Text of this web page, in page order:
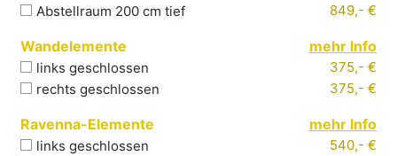
Abstellraum 200 cm tief
849,- €
Wandelemente mehr Info
links geschlossen
375,- €
rechts geschlossen 375,- €
Ravenna-Elemente mehr Info
links geschlossen
540,- €